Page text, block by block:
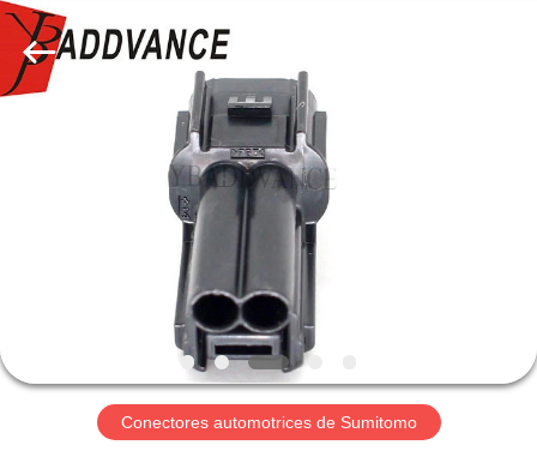
PRODUCTOS
NOSOTROS
VIAJE
Xi'An
YingBao
Parts
Co.,Ltd.
All
Rights
Conectores automotrices de Sumitomo